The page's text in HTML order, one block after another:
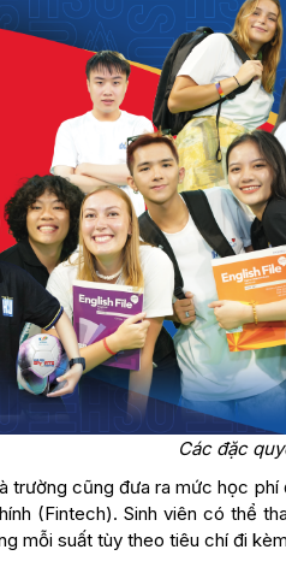
Các đặc
trường cũng đưa ra mức học
(Fintech). Sinh viên có thể
mỗi suất tùy theo tiêu chí đi